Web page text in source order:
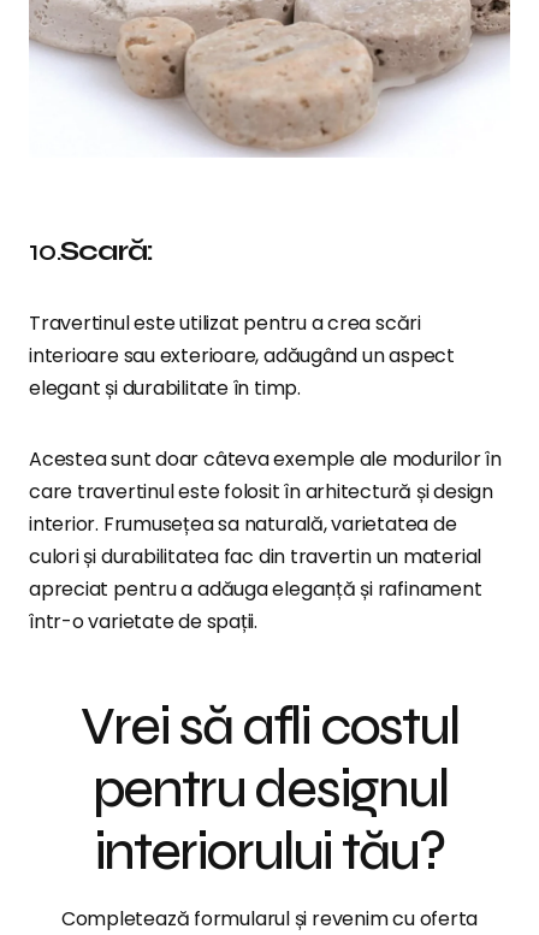
10.Scară:
Travertinul este utilizat pentru a crea scări
interioare sau exterioare, adăugând un aspect
elegant și durabilitate în timp.
Acestea sunt doar câteva exemple ale modurilor în
care travertinul este folosit în arhitectură și design
interior. Frumusețea sa naturală, varietatea de
culori și durabilitatea fac din travertin un material
apreciat pentru a adăuga eleganță și rafinament
într-o varietate de spații.
Vrei să afli costul
pentru designul
interiorului tău?
Completează formularul și revenim cu oferta